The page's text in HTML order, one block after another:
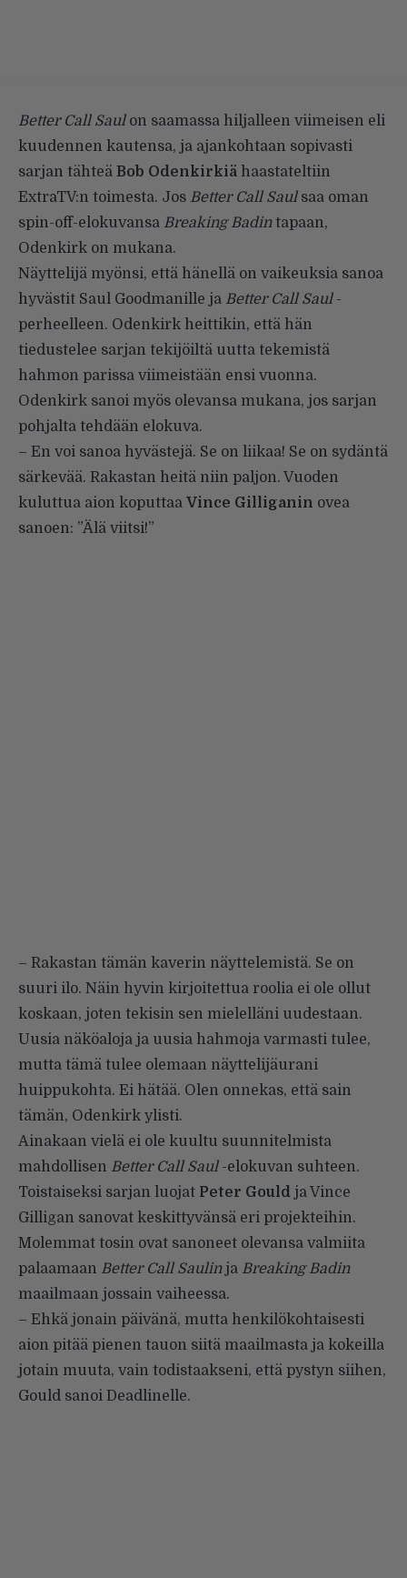
Better Call Saulon saamassa hiljalleen viimeisen eli
kuudennen kautensa, ja ajankohtaan sopivasti
sarjan tähteä Bob Odenkirkiä haastateltiin
ExtraTV:n toimesta. Jos Better Call Saulsaa oman
spin-off-elokuvansa Breaking Badintapaan,
Odenkirk on mukana.
Näyttelijä myönsi, että hänellä on vaikeuksia sanoa
hyvästit Saul Goodmanille ja Better Call Saul-
perheelleen. Odenkirk heittikin, että hän
tiedustelee sarjan tekijöiltä uutta tekemistä
hahmon parissa viimeistään ensi vuonna.
Odenkirk sanoi myös olevansa mukana, jos sarjan
pohjalta tehdään elokuva.
– En voi sanoa hyvästejä. Se on liikaa! Se on sydäntä
särkevää. Rakastan heitä niin paljon. Vuoden
kuluttua aion koputtaa Vince Gilliganin ovea
sanoen: ”Älä viitsi!”
– Rakastan tämän kaverin näyttelemistä. Se on
suuri ilo. Näin hyvin kirjoitettua roolia ei ole ollut
koskaan, joten tekisin sen mielelläni uudestaan.
Uusia näköaloja ja uusia hahmoja varmasti tulee,
mutta tämä tulee olemaan näyttelijäurani
huippukohta. Ei hätää. Olen onnekas, että sain
tämän, Odenkirk ylisti.
Ainakaan vielä ei ole kuultu suunnitelmista
mahdollisen Better Call Saul-elokuvan suhteen.
Toistaiseksi sarjan luojat Peter Gould ja Vince
Gilligan sanovat keskittyvänsä eri projekteihin.
Molemmat tosin ovat sanoneet olevansa valmiita
palaamaan Better Call Saulinja Breaking Badin
maailmaan jossain vaiheessa.
– Ehkä jonain päivänä, mutta henkilökohtaisesti
aion pitää pienen tauon siitä maailmasta ja kokeilla
jotain muuta, vain todistaakseni, että pystyn siihen,
Gould sanoi Deadlinelle.